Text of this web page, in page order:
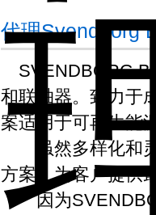
代理Svendborg
SVENDBORG
和联轴器。致力于
案适用于可再生能
虽然多样化和灵
方案，为客户提供
因为